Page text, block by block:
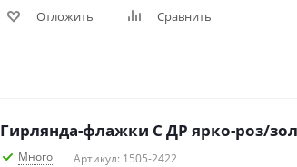
Отложить Сравнить
Гирлянда-флажки С ДР ярко-роз/
Много Артикул: 1505-2422